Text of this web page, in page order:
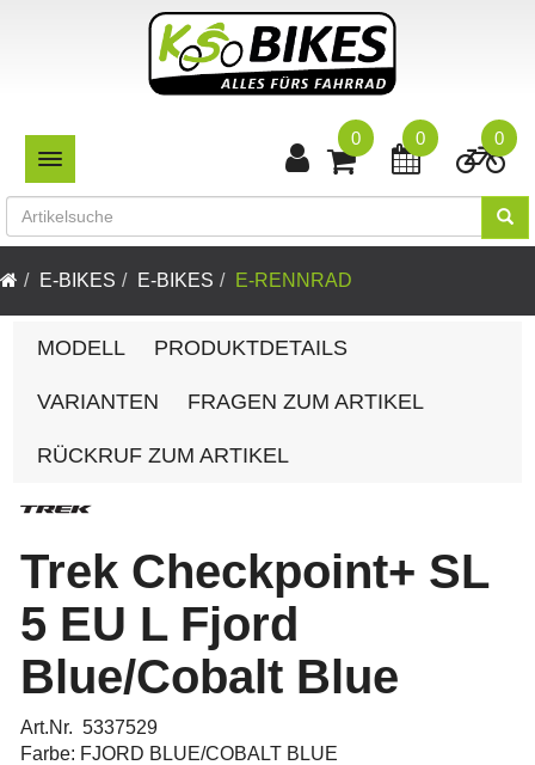
TOGGLE NAVIGATION
0
0
0
E-BIKES E-BIKES E-RENNRAD
MODELL PRODUKTDETAILS
VARIANTEN FRAGEN ZUM ARTIKEL
RÜCKRUF ZUM ARTIKEL
Trek Checkpoint+ SL
5 EU L Fjord
Blue/Cobalt Blue
Art.Nr. 5337529
Farbe: FJORD BLUE/COBALT BLUE